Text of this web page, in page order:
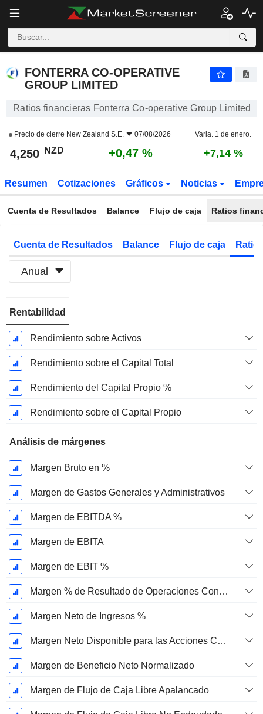
FONTERRA CO-OPERATIVE
GROUP LIMITED
Ratios financieras Fonterra Co-operative Group Limited
Precio de cierre New Zealand S.E. 07/08/2026 Varia. 1 de enero.
4,250 NZD +0,47 % +7,14 %
Resumen Cotizaciones Gráficos Noticias
Cuenta de Resultados Balance Flujo de caja Ratios
Cuenta de Resultados Balance Flujo de caja
Anual
fiscal:
Julio
Rentabilidad
Rendimiento sobre Activos
Rendimiento sobre el Capital Total
Rendimiento del Capital Propio %
Rendimiento sobre el Capital Propio
Análisis de márgenes
Margen Bruto en %
Margen de Gastos Generales y Administrativos
Margen de EBITDA %
Margen de EBITA
Margen de EBIT %
Margen % de Resultado de Operaciones Continuas
Margen Neto de Ingresos %
Margen Neto Disponible para las Acciones Comunes %
Margen de Beneficio Neto Normalizado
Margen de Flujo de Caja Libre Apalancado